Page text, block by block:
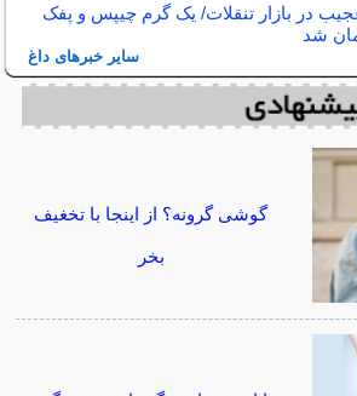
در بازار تنقلات/ یک گرم چیپس و پفک
شد
سایر خبرهای داغ
گوشی گرونه؟ از اینجا با تخغیف
بخر